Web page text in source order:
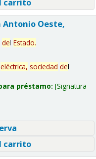
Oeste,
del Estado.
eléctrica, sociedad del
préstamo: Signatura
carrito